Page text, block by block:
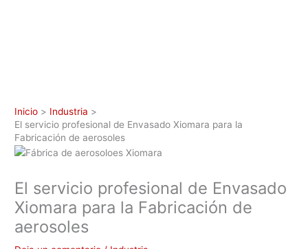
Inicio
Industria
El servicio profesional de Envasado Xiomara para la
Fabricación de aerosoles
El servicio profesional de Envasado
Xiomara para la Fabricación de
aerosoles